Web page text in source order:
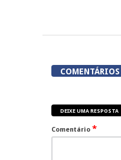
COMENTÁRIOS
DEIXE UMA RESPOSTA
Comentário *